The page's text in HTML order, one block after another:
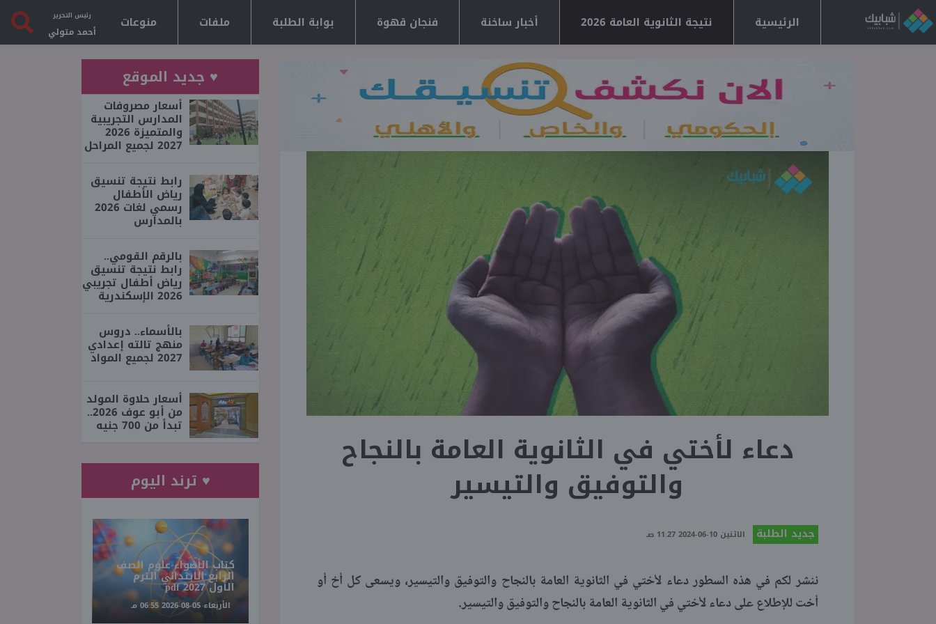
الرئيسية نتيجة الثانوية العامة 2026 أخبار ساخنة فنجان قهوة بوابة الطلبة ملفات منوعات رئيس التحرير
أحمد متولي
دعاء لأختي في الثانوية العامة بالنجاح
والتوفيق والتيسير
جديد الطلبة الاثنين 10-06-2024 11:27 صـ
ننشر لكم في هذه السطور دعاء لأختي في الثانوية العامة بالنجاح والتوفيق والتيسير، ويسعى كل أخ أو
أخت للإطلاع على دعاء لأختي في الثانوية العامة بالنجاح والتوفيق والتيسير.
♥ جديد الموقع
أسعار مصروفات
المدارس التجريبية
والمتميزة 2026
2027 لجميع المراحل
رابط نتيجة تنسيق
رياض الأطفال
رسمي لغات 2026
بالمدارس
بالرقم القومي..
رابط نتيجة تنسيق
رياض أطفال تجريبي
2026 الإسكندرية
بالأسماء.. دروس
منهج تالته إعدادي
2027 لجميع المواد
أسعار حلاوة المولد
من أبو عوف 2026..
تبدأ من 700 جنيه
♥ ترند اليوم
كتاب الأضواء علوم الصف
الرابع الابتدائي الترم
الأول 2027 pdf
الأربعاء 05-08-2026 06:55 مـ